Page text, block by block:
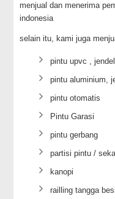
menjual dan menerima
indonesia
selain itu, kami juga
pintu upvc ,
pintu aluminium,
pintu otomatis
Pintu Garasi
pintu gerbang
partisi pintu /
kanopi
railling tangga